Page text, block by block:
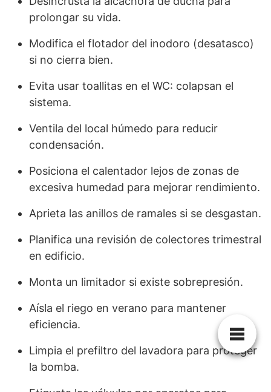
prolongar su vida.
Modifica el flotador del inodoro (desatasco)
si no cierra bien.
Evita usar toallitas en el WC: colapsan el
sistema.
Ventila del local húmedo para reducir
condensación.
Posiciona el calentador lejos de zonas de
excesiva humedad para mejorar rendimiento.
Aprieta las anillos de ramales si se desgastan.
Planifica una revisión de colectores trimestral
en edificio.
Monta un limitador si existe sobrepresión.
Aísla el riego en verano para mantener
eficiencia.
Limpia el prefiltro del lavadora para proteger
la bomba.